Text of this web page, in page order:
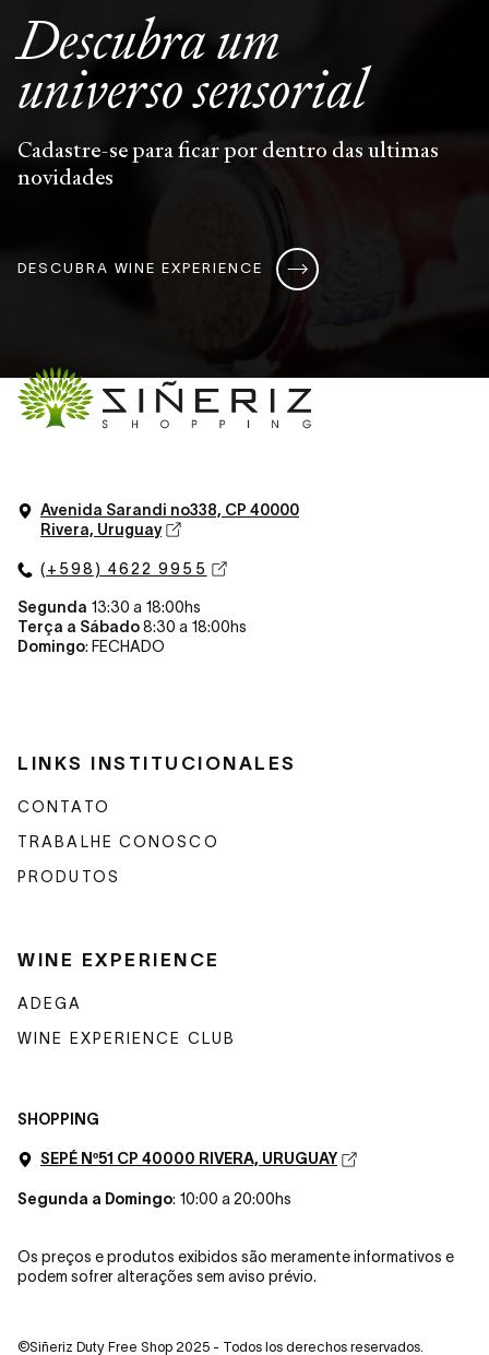
Descubra um
universosensorial
Cadastre-se para ficar por dentro das ultimas
novidades
DESCUBRA WINE EXPERIENCE
Avenida Sarandi no338, CP 40000
Rivera, Uruguay
(+598) 4622 9955
Segunda 13:30 a 18:00hs
Terça a Sábado8:30 a 18:00hs
Domingo: FECHADO
LINKS INSTITUCIONALES
CONTATO
TRABALHE CONOSCO
PRODUTOS
WINE EXPERIENCE
ADEGA
WINE EXPERIENCE CLUB
SHOPPING
SEPÉ Nº51 CP 40000 RIVERA, URUGUAY
Segunda a Domingo: 10:00 a 20:00hs
Os preços e produtos exibidos são meramente informativos e
podem sofrer alterações sem aviso prévio.
©Siñeriz Duty Free Shop 2025 - Todos los derechos reservados.